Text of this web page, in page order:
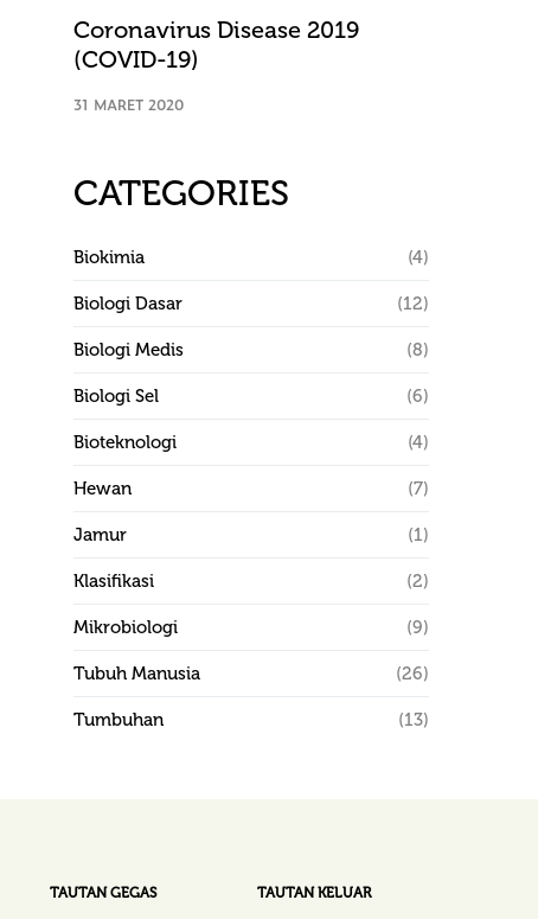
Coronavirus Disease 2019
(COVID-19)
31 MARET 2020
CATEGORIES
Biokimia (4)
Biologi Dasar (12)
Biologi Medis (8)
Biologi Sel (6)
Bioteknologi (4)
Hewan (7)
Jamur (1)
Klasifikasi (2)
Mikrobiologi (9)
Tubuh Manusia (26)
Tumbuhan (13)
TAUTAN GEGAS TAUTAN KELUAR